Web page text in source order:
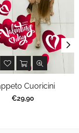
Cuoricini
Prezzo
€29,90